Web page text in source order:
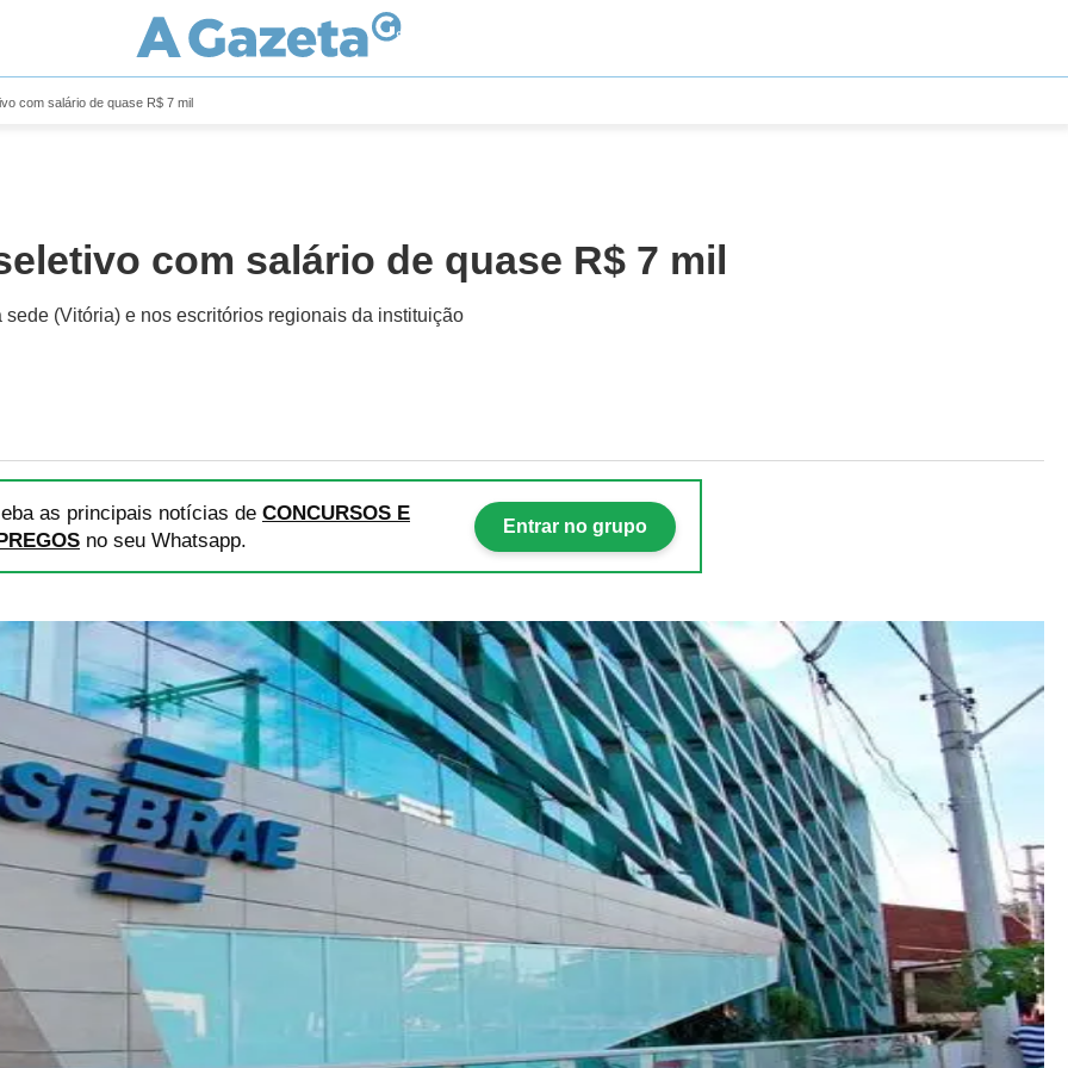
com salário de quase R$ 7 mil
com salário de quase R$ 7 mil
(Vitória) e nos escritórios regionais da instituição
as principais notícias de CONCURSOS E
no seu Whatsapp.
Entrar no grupo